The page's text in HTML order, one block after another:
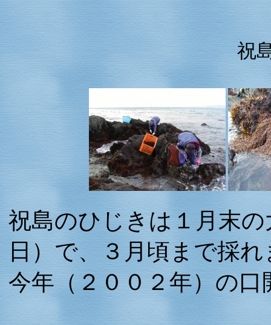
祝
祝島のひじきは１月末
日）で、３月頃まで採れ
今年（２００２年）の